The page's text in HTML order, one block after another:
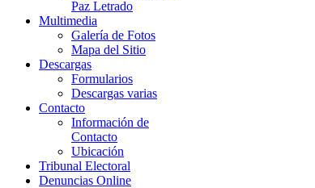
Paz Letrado
Multimedia
Galería de Fotos
Mapa del Sitio
Descargas
Formularios
Descargas varias
Contacto
Información de
Contacto
Ubicación
Tribunal Electoral
Denuncias Online